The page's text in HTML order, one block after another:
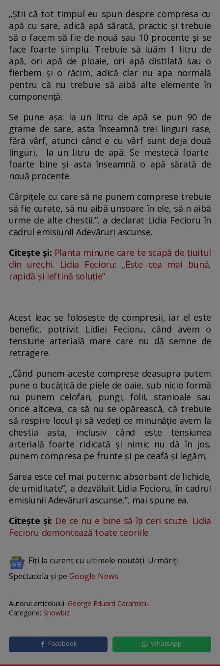
„Știi că tot timpul eu spun despre compresa cu
apă cu sare, adică apă sărată, practic și trebuie
să o facem să fie de nouă sau 10 procente și se
face foarte simplu. Trebuie să luăm 1 litru de
apă, ori apă de ploaie, ori apă distilată sau o
fierbem și o răcim, adică clar nu apa normală
pentru că nu trebuie să aibă alte elemente în
componență.
Se pune așa: la un litru de apă se pun 90 de
grame de sare, asta înseamnă trei linguri rase,
fără vârf, atunci când e cu vârf sunt deja două
linguri, la un litru de apă. Se mestecă foarte-
foarte bine și asta înseamnă o apă sărată de
nouă procente.
Cârpițele cu care să ne punem comprese trebuie
să fie curate, să nu aibă unsoare în ele, să n-aibă
urme de alte chestii.”, a declarat Lidia Fecioru în
cadrul emisiunii Adevăruri ascunse.
Citește și: Planta minune care te scapă de ţiuitul
din urechi. Lidia Fecioru: „Este cea mai bună,
rapidă şi ieftină soluție”
Acest leac se folosește de compresii, iar el este
benefic, potrivit Lidiei Fecioru, când avem o
tensiune arterială mare care nu dă semne de
retragere.
„Când punem aceste comprese deasupra putem
pune o bucățică de piele de oaie, sub nicio formă
nu punem celofan, pungi, folii, stanioale sau
orice altceva, ca să nu se opărească, că trebuie
să respire locul și să vedeți ce minunăție avem la
chestia asta, inclusiv când este tensiunea
arterială foarte ridicată și nimic nu dă în jos,
punem compresa pe frunte și pe ceafă și legăm.
Sarea este cel mai puternic absorbant de lichide,
de umiditate”, a dezvăluit Lidia Fecioru, în cadrul
emisiunii Adevăruri ascunse.”, mai spune ea.
Citește și: De ce nu e bine să îți ceri scuze. Lidia
Fecioru demontează toate teoriile
Fiți la curent cu ultimele noutăți. Urmăriți
Spectacola și pe Google News
Autorul articolului: George Eduard Caramiciu
Categorie: Showbiz
Facebook WhatsApp